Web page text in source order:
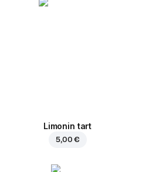
Limonin tart
5,00 €